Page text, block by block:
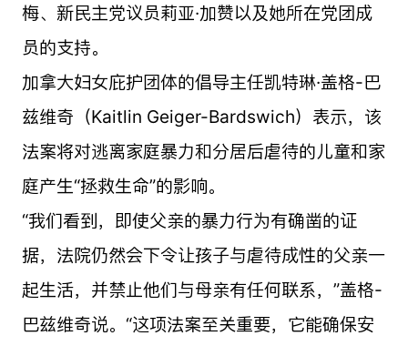
梅、新民主党议员莉亚·加赞以及她所在党团成
员的支持。
加拿大妇女庇护团体的倡导主任凯特琳·盖格-巴
兹维奇（Kaitlin Geiger-Bardswich）表示，该
法案将对逃离家庭暴力和分居后虐待的儿童和家
庭产生“拯救生命”的影响。
“我们看到，即使父亲的暴力行为有确凿的证
据，法院仍然会下令让孩子与虐待成性的父亲一
起生活，并禁止他们与母亲有任何联系，”盖格-
巴兹维奇说。“这项法案至关重要，它能确保安